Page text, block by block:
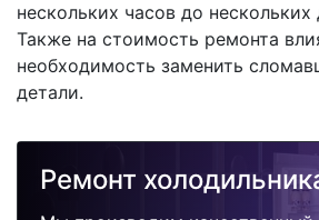
нескольких часов до
Также на стоимость ремонта
необходимость заменить
детали.
Ремонт